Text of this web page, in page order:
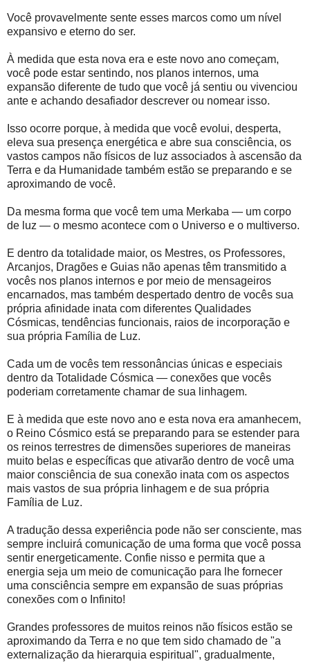
Você provavelmente sente esses marcos como um nível
expansivo e eterno do ser.
À medida que esta nova era e este novo ano começam,
você pode estar sentindo, nos planos internos, uma
expansão diferente de tudo que você já sentiu ou vivenciou
ante e achando desafiador descrever ou nomear isso.
Isso ocorre porque, à medida que você evolui, desperta,
eleva sua presença energética e abre sua consciência, os
vastos campos não físicos de luz associados à ascensão da
Terra e da Humanidade também estão se preparando e se
aproximando de você.
Da mesma forma que você tem uma Merkaba — um corpo
de luz — o mesmo acontece com o Universo e o multiverso.
E dentro da totalidade maior, os Mestres, os Professores,
Arcanjos, Dragões e Guias não apenas têm transmitido a
vocês nos planos internos e por meio de mensageiros
encarnados, mas também despertado dentro de vocês sua
própria afinidade inata com diferentes Qualidades
Cósmicas, tendências funcionais, raios de incorporação e
sua própria Família de Luz.
Cada um de vocês tem ressonâncias únicas e especiais
dentro da Totalidade Cósmica — conexões que vocês
poderiam corretamente chamar de sua linhagem.
E à medida que este novo ano e esta nova era amanhecem,
o Reino Cósmico está se preparando para se estender para
os reinos terrestres de dimensões superiores de maneiras
muito belas e específicas que ativarão dentro de você uma
maior consciência de sua conexão inata com os aspectos
mais vastos de sua própria linhagem e de sua própria
Família de Luz.
A tradução dessa experiência pode não ser consciente, mas
sempre incluirá comunicação de uma forma que você possa
sentir energeticamente. Confie nisso e permita que a
energia seja um meio de comunicação para lhe fornecer
uma consciência sempre em expansão de suas próprias
conexões com o Infinito!
Grandes professores de muitos reinos não físicos estão se
aproximando da Terra e no que tem sido chamado de "a
externalização da hierarquia espiritual", gradualmente,